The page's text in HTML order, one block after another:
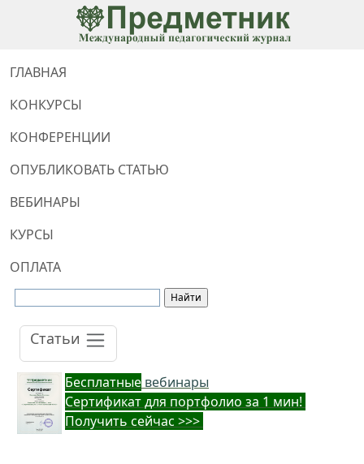
ГЛАВНАЯ
КОНКУРСЫ
КОНФЕРЕНЦИИ
ОПУБЛИКОВАТЬ СТАТЬЮ
ВЕБИНАРЫ
КУРСЫ
ОПЛАТА
Статьи
Бесплатные вебинары
Cертификат для портфолио за 1 мин!
Получить сейчас >>>